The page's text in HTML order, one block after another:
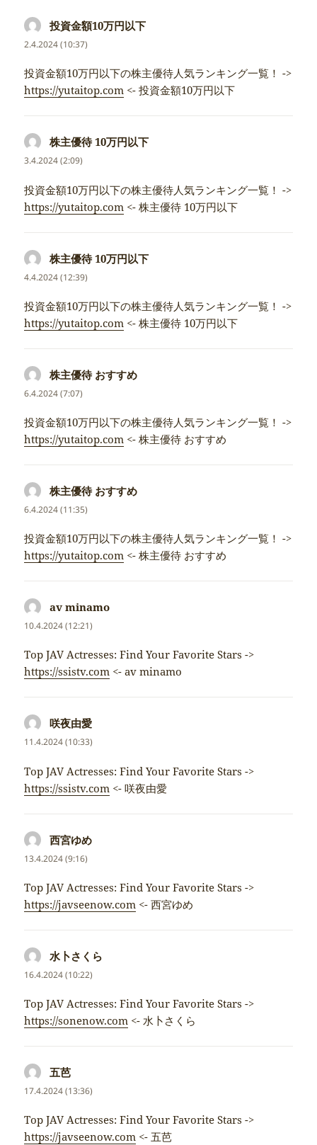
投資金額10万円以下
2.4.2024 (10:37)
投資金額10万円以下の株主優待人気ランキング一覧！ ->
https://yutaitop.com <- 投資金額10万円以下
株主優待 10万円以下
3.4.2024 (2:09)
投資金額10万円以下の株主優待人気ランキング一覧！ ->
https://yutaitop.com <- 株主優待 10万円以下
株主優待 10万円以下
4.4.2024 (12:39)
投資金額10万円以下の株主優待人気ランキング一覧！ ->
https://yutaitop.com <- 株主優待 10万円以下
株主優待 おすすめ
6.4.2024 (7:07)
投資金額10万円以下の株主優待人気ランキング一覧！ ->
https://yutaitop.com <- 株主優待 おすすめ
株主優待 おすすめ
6.4.2024 (11:35)
投資金額10万円以下の株主優待人気ランキング一覧！ ->
https://yutaitop.com <- 株主優待 おすすめ
av minamo
10.4.2024 (12:21)
Top JAV Actresses: Find Your Favorite Stars ->
https://ssistv.com <- av minamo
咲夜由愛
11.4.2024 (10:33)
Top JAV Actresses: Find Your Favorite Stars ->
https://ssistv.com <- 咲夜由愛
西宮ゆめ
13.4.2024 (9:16)
Top JAV Actresses: Find Your Favorite Stars ->
https://javseenow.com <- 西宮ゆめ
水卜さくら
16.4.2024 (10:22)
Top JAV Actresses: Find Your Favorite Stars ->
https://sonenow.com <- 水卜さくら
五芭
17.4.2024 (13:36)
Top JAV Actresses: Find Your Favorite Stars ->
https://javseenow.com <- 五芭